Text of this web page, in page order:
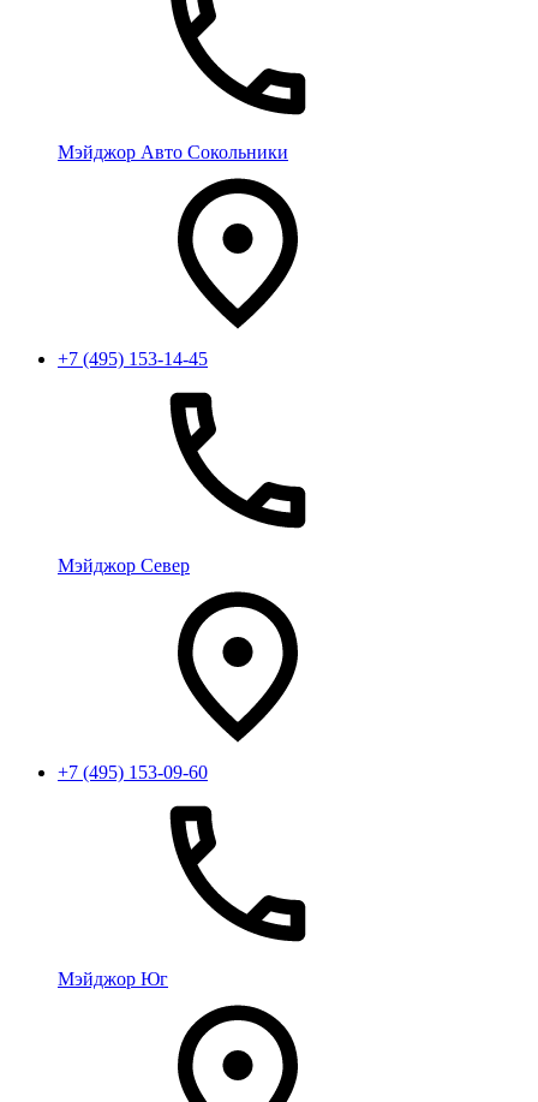
Мэйджор Авто Сокольники
+7 (495) 153-14-45
Мэйджор Север
+7 (495) 153-09-60
Мэйджор Юг